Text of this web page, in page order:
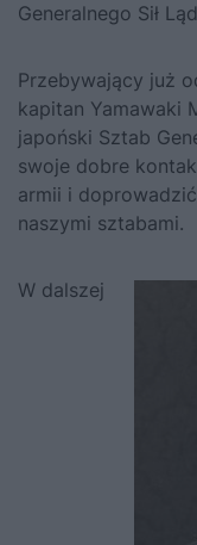
Generalnego Sił
Przebywający już
kapitan Yamawaki
japoński Sztab
swoje dobre
armii i
naszymi sztabami.
W dalszej